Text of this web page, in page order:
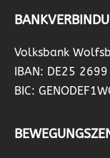
Volksbank
IBAN: DE25
BIC: